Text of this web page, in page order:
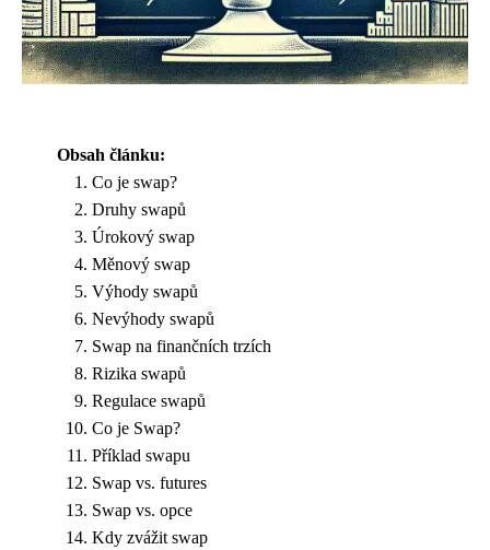
Obsah článku:
Co je swap?
Druhy swapů
Úrokový swap
Měnový swap
Výhody swapů
Nevýhody swapů
Swap na finančních trzích
Rizika swapů
Regulace swapů
Co je Swap?
Příklad swapu
Swap vs. futures
Swap vs. opce
Kdy zvážit swap